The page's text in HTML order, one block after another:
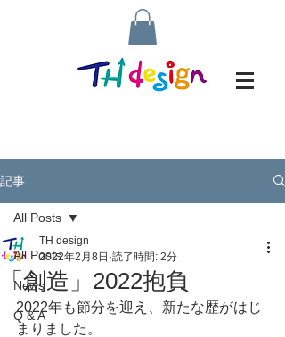
記事
All Posts
News
Q & A
All Posts
「創造」2022抱負
TH design
2022年2月8日 読了時間: 2分
2022年も節分を迎え、新たな歴がはじ
まりました。